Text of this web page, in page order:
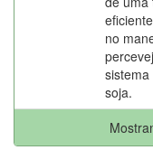
no
soja.